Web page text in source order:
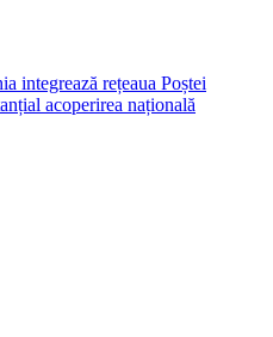
integrează rețeaua Poștei
acoperirea națională